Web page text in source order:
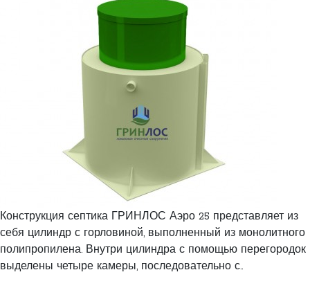
Конструкция септика ГРИНЛОС Аэро 25 представляет из
себя цилиндр с горловиной, выполненный из монолитного
полипропилена. Внутри цилиндра с помощью перегородок
выделены четыре камеры, последовательно с..